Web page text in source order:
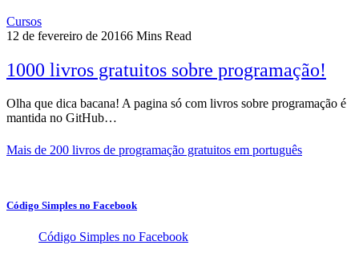
Cursos
12 de fevereiro de 20166 Mins Read
1000 livros gratuitos sobre programação!
Olha que dica bacana! A pagina só com livros sobre programação é
mantida no GitHub…
Mais de 200 livros de programação gratuitos em português
Código Simples no Facebook
Código Simples no Facebook